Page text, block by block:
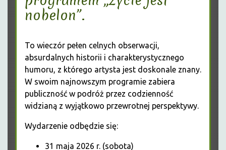
nobelon”.
To wieczór pełen celnych obserwacji,
absurdalnych historii i charakterystycznego
humoru, z którego artysta jest doskonale znany.
W swoim najnowszym programie zabiera
publiczność w podróż przez codzienność
widzianą z wyjątkowo przewrotnej perspektywy.
Wydarzenie odbędzie się:
31 maja 2026 r. (sobota)